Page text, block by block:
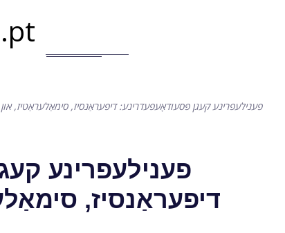
פענילעפרינע קעגן פּסעודאָעפעדרינע: דיפעראַנסיז, סימאַלעראַטיז, און
פענילעפרינע
דיפעראַנסיז,